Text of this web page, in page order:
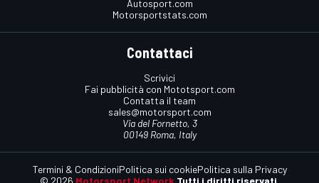
Autosport.com
Motorsportstats.com
Contattaci
Scrivici
Fai pubblicità con Mototsport.com
Contatta il team
sales@motorsport.com
Via del Fornetto, 3
00149 Roma, Italy
© 2026 Motorsport Network Tutti i diritti riservati.
Termini & CondizioniPolitica sui cookiePolitica sulla Privacy